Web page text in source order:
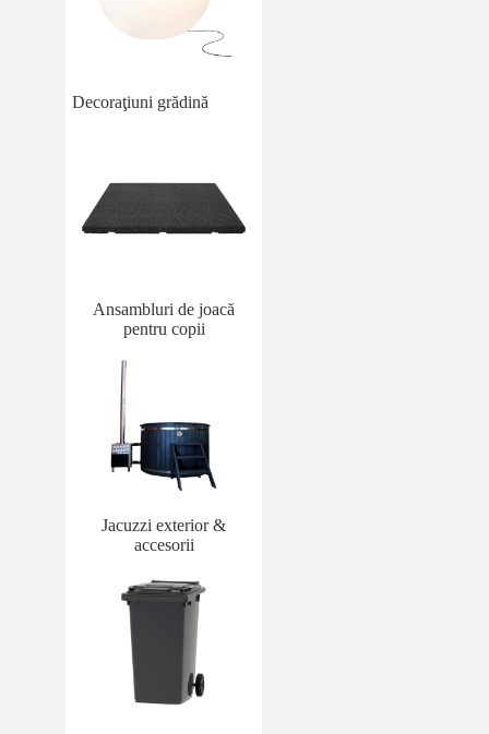
Decoraţiuni grădină
Ansambluri de joacă
pentru copii
Jacuzzi exterior &
accesorii